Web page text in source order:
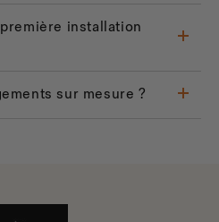
installation
sur mesure ?